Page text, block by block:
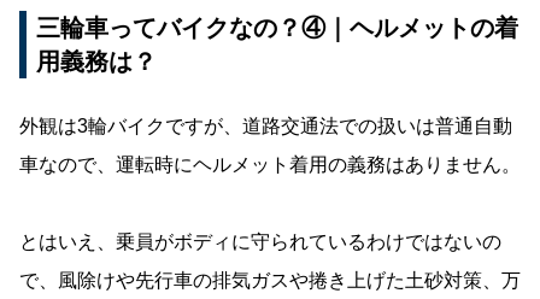
三輪車ってバイクなの？④｜ヘルメットの着
用義務は？
外観は3輪バイクですが、道路交通法での扱いは普通自動
車なので、運転時にヘルメット着用の義務はありません。
とはいえ、乗員がボディに守られているわけではないの
で、風除けや先行車の排気ガスや捲き上げた土砂対策、万